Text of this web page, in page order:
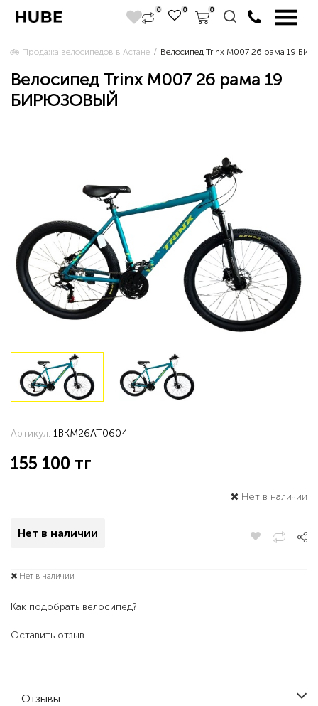
0 0 0
🚲 Продажа велосипедов в Астане Велосипед Trinx M007 26 рама 19
Велосипед Trinx M007 26 рама 19
БИРЮЗОВЫЙ
Оставить отзыв
Артикул: 1BKM26AT0604
155 100 тг
Нет в наличии
Нет в наличии
Нет в наличии
Как подобрать велосипед?
Отзывы